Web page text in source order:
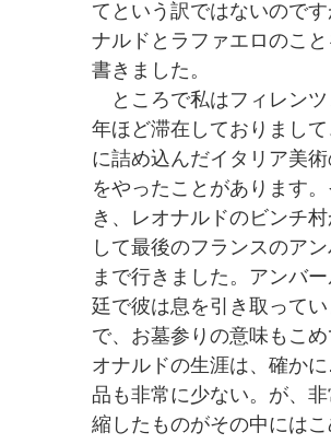
てという訳ではないので
ナルドとラファエロのこ
書きました。
ところで私はフィレン
年ほど滞在しておりまし
に詰め込んだイタリア美
をやったことがあります。
き、レオナルドのビンチ
して最後のフランスのア
まで行きました。アンバ
廷で彼は息を引き取って
で、お墓参りの意味もこ
オナルドの生涯は、確か
品も非常に少ない。が、
縮したものがその中には